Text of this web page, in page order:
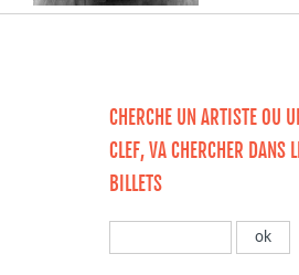
CHERCHE UN ARTISTE OU
CLEF, VA CHERCHER
BILLETS